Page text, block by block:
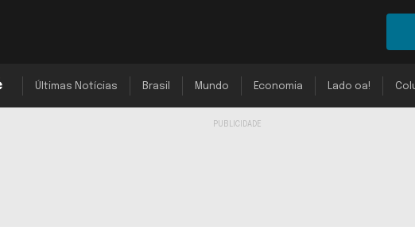
Últimas Notícias Brasil Mundo Economia Lado oa!